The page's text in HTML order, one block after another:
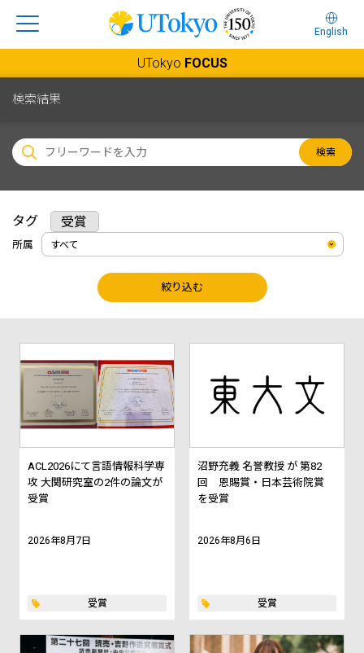
English
UTokyo FOCUS
検索結果
検索
タグ 受賞
所属
絞り込む
ACL2026にて言語情報科学専
攻 大関研究室の2件の論文が
受賞
2026年8月7日
受賞
沼野充義 名誉教授 が 第82
回 恩賜賞・日本芸術院賞
を受賞
2026年8月6日
受賞